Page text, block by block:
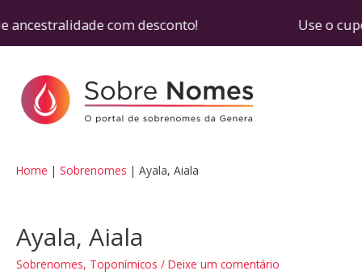
ancestralidade com desconto! Use o cupom
Home Sobrenomes Ayala, Aiala
Ayala, Aiala
Sobrenomes, Toponímicos / Deixe um comentário